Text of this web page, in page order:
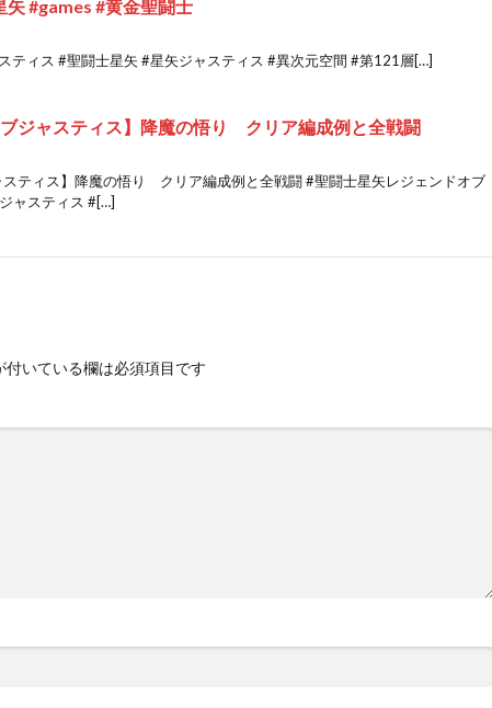
#games #黄金聖闘士
ティス #聖闘士星矢 #星矢ジャスティス #異次元空間 #第121層[…]
ブジャスティス】降魔の悟り クリア編成例と全戦闘
スティス】降魔の悟り クリア編成例と全戦闘 #聖闘士星矢レジェンドオブ
ャスティス #[…]
付いている欄は必須項目です